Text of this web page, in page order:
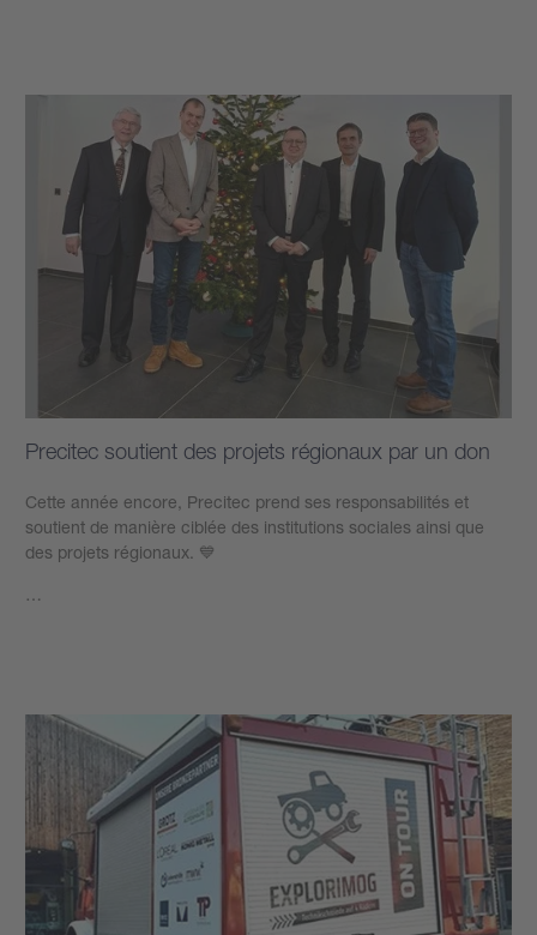
Precitec soutient des projets régionaux par un don
Cette année encore, Precitec prend ses responsabilités et
soutient de manière ciblée des institutions sociales ainsi que
des projets régionaux. 💙
…